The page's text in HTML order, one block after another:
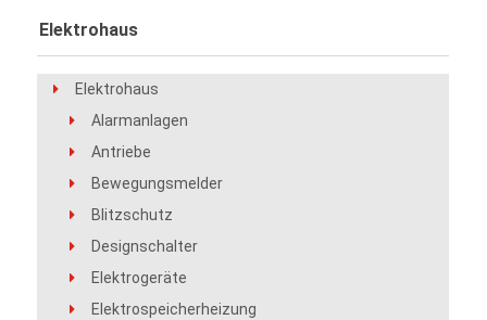
Elektrohaus
Elektrohaus
Alarmanlagen
Antriebe
Bewegungsmelder
Blitzschutz
Designschalter
Elektrogeräte
Elektrospeicherheizung